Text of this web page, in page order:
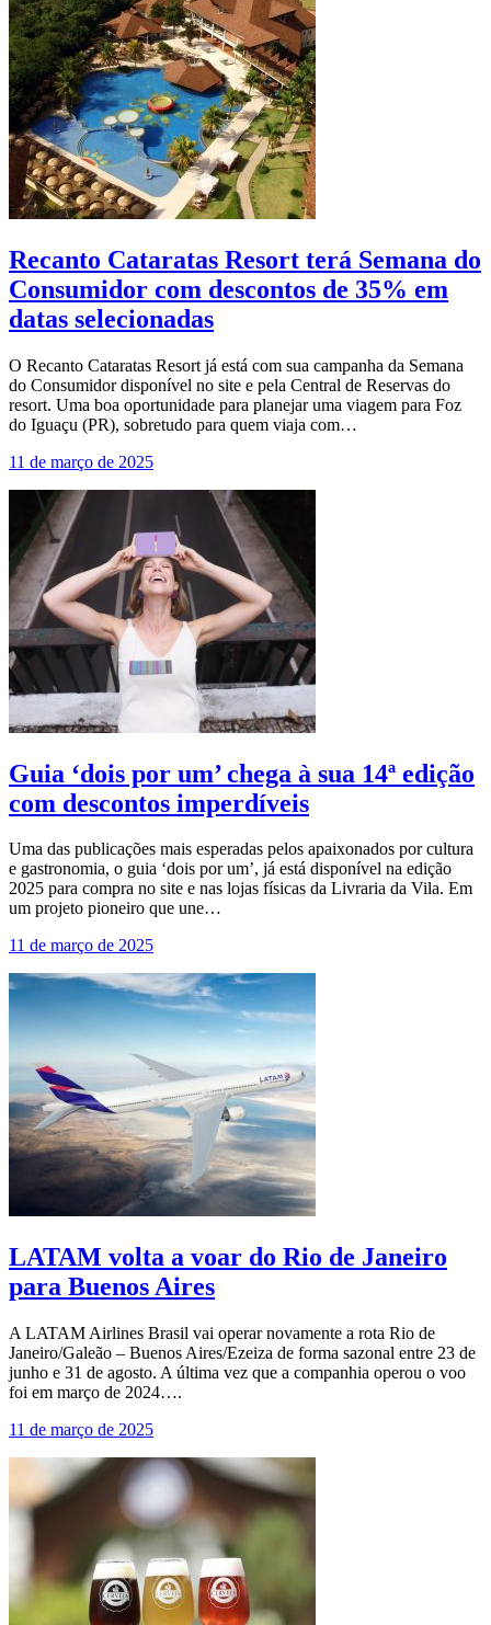
Recanto Cataratas Resort terá Semana do
Consumidor com descontos de 35% em
datas selecionadas
O Recanto Cataratas Resort já está com sua campanha da Semana
do Consumidor disponível no site e pela Central de Reservas do
resort. Uma boa oportunidade para planejar uma viagem para Foz
do Iguaçu (PR), sobretudo para quem viaja com…
11 de março de 2025
Guia ‘dois por um’ chega à sua 14ª edição
com descontos imperdíveis
Uma das publicações mais esperadas pelos apaixonados por cultura
e gastronomia, o guia ‘dois por um’, já está disponível na edição
2025 para compra no site e nas lojas físicas da Livraria da Vila. Em
um projeto pioneiro que une…
11 de março de 2025
LATAM volta a voar do Rio de Janeiro
para Buenos Aires
A LATAM Airlines Brasil vai operar novamente a rota Rio de
Janeiro/Galeão – Buenos Aires/Ezeiza de forma sazonal entre 23 de
junho e 31 de agosto. A última vez que a companhia operou o voo
foi em março de 2024….
11 de março de 2025